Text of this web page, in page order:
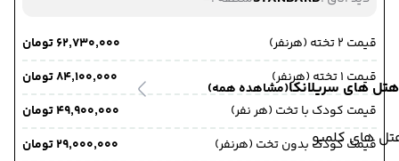
هتل های سریلانکا(مشاهده همه)
های کلمبو
قیمت 2 تخته (هرنفر)
۶۲٬۷۳۰٬۰۰۰ تومان
قیمت 1 تخته (هرنفر)
۸۴٬۱۰۰٬۰۰۰ تومان
قیمت کودک با تخت (هر نفر)
۴۹٬۹۰۰٬۰۰۰ تومان
قیمت کودک بدون تخت (هرنفر)
۲۹٬۰۰۰٬۰۰۰ تومان